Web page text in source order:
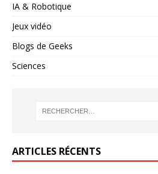
IA & Robotique
Jeux vidéo
Blogs de Geeks
Sciences
ARTICLES RÉCENTS